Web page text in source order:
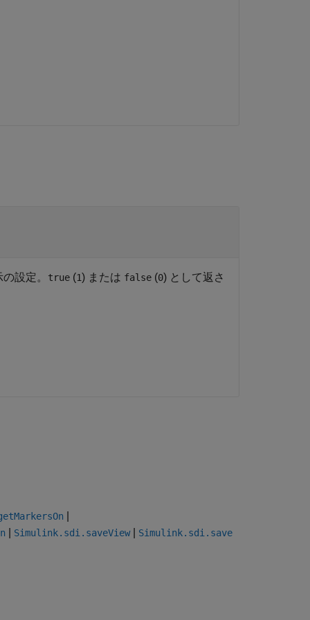
設定。 true (1) または false (0) として返さ
Simulink.sdi.saveView| Simulink.sdi.save